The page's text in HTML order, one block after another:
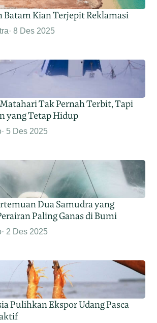
Batam Kian Terjepit Reklamasi
8 Des 2025
Tak Pernah Terbit, Tapi
yang Tetap Hidup
5 Des 2025
Dua Samudra yang
Paling Ganas di Bumi
2 Des 2025
Pulihkan Ekspor Udang Pasca